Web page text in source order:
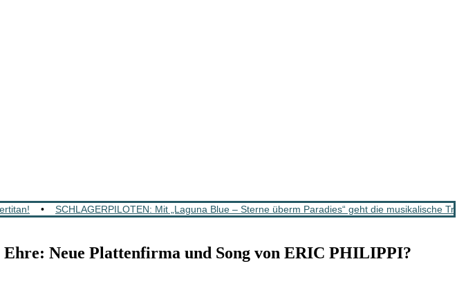
• SCHLAGERPILOTEN: Mit „Laguna Blue – Sterne überm Paradies“ geht die musikalische
Neue Plattenfirma und Song von ERIC PHILIPPI?